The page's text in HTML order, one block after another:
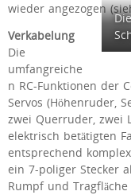
wieder angezogen
Verkabelung
Die
umfangreiche
n RC-Funktionen der
Servos (Höhenruder,
zwei Querruder, zwei
elektrisch betätigten
entsprechend
ein 7-poliger Stecker
Rumpf und